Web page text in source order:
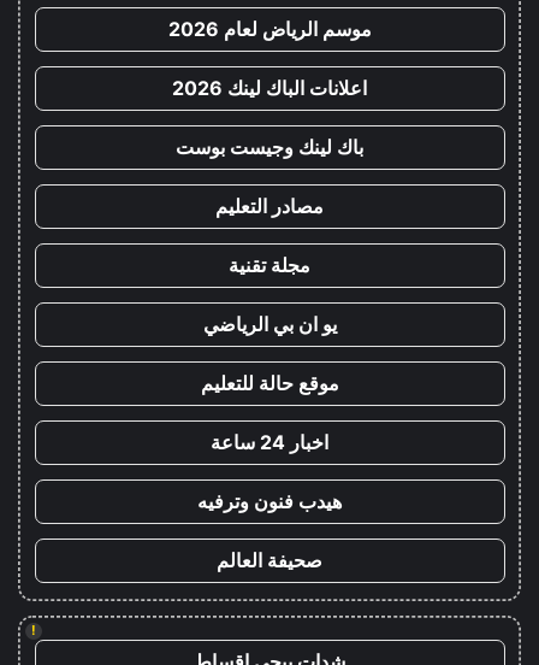
موسم الرياض لعام 2026
اعلانات الباك لينك 2026
باك لينك وجيست بوست
مصادر التعليم
مجلة تقنية
يو ان بي الرياضي
موقع حالة للتعليم
اخبار 24 ساعة
هيدب فنون وترفيه
صحيفة العالم
!